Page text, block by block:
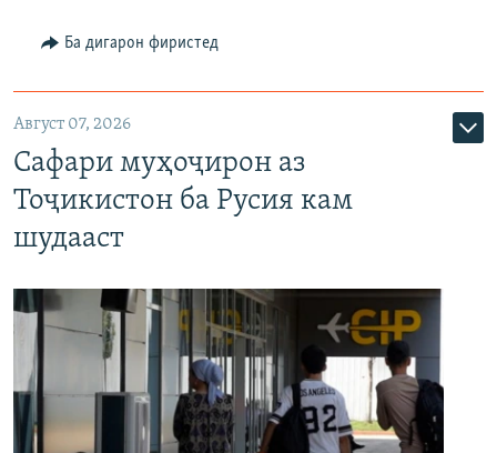
Ба дигарон фиристед
Август 07, 2026
Сафари муҳоҷирон аз
Тоҷикистон ба Русия кам
шудааст